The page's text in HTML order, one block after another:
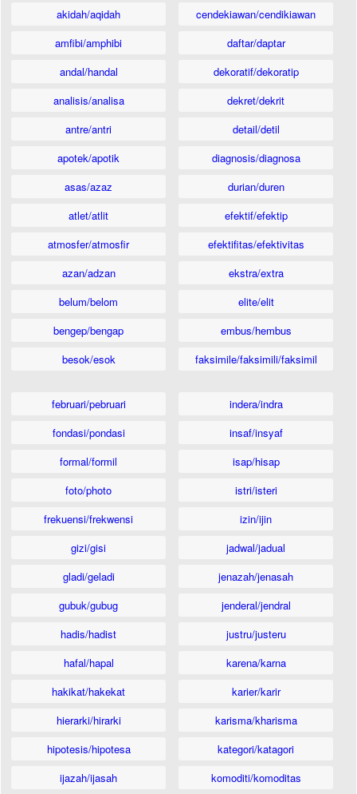
akidah/aqidah
amfibi/amphibi
andal/handal
analisis/analisa
antre/antri
apotek/apotik
asas/azaz
atlet/atlit
atmosfer/atmosfir
azan/adzan
belum/belom
bengep/bengap
besok/esok
cendekiawan/cendikiawan
daftar/daptar
dekoratif/dekoratip
dekret/dekrit
detail/detil
diagnosis/diagnosa
durian/duren
efektif/efektip
efektifitas/efektivitas
ekstra/extra
elite/elit
embus/hembus
faksimile/faksimili/faksimil
februari/pebruari
fondasi/pondasi
formal/formil
foto/photo
frekuensi/frekwensi
gizi/gisi
gladi/geladi
gubuk/gubug
hadis/hadist
hafal/hapal
hakikat/hakekat
hierarki/hirarki
hipotesis/hipotesa
ijazah/ijasah
indera/indra
insaf/insyaf
isap/hisap
istri/isteri
izin/ijin
jadwal/jadual
jenazah/jenasah
jenderal/jendral
justru/justeru
karena/karna
karier/karir
karisma/kharisma
kategori/katagori
komoditi/komoditas